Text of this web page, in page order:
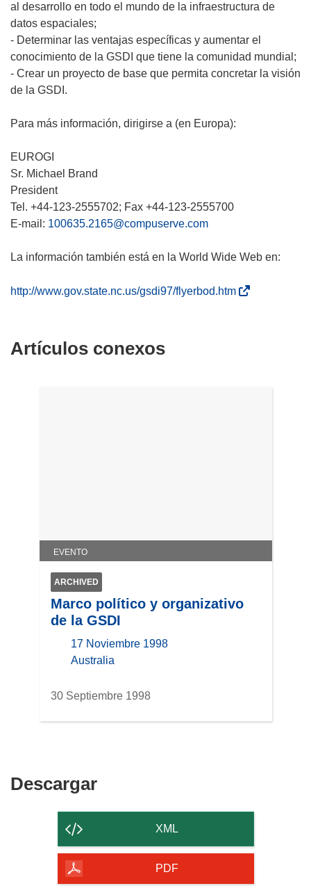
al desarrollo en todo el mundo de la infraestructura de
datos espaciales;
- Determinar las ventajas específicas y aumentar el
conocimiento de la GSDI que tiene la comunidad mundial;
- Crear un proyecto de base que permita concretar la visión
de la GSDI.
Para más información, dirigirse a (en Europa):
EUROGI
Sr. Michael Brand
President
Tel. +44-123-2555702; Fax +44-123-2555700
E-mail: 100635.2165@compuserve.com
La información también está en la World Wide Web en:
http://www.gov.state.nc.us/gsdi97/flyerbod.htm(
u
v
)
Artículos conexos
EVENTO
ARCHIVED
Marco político y organizativo
de la GSDI
17 Noviembre 1998
locationAustralia
30 Septiembre 1998
DescargarDescargar
contenido
de
XML
PDF